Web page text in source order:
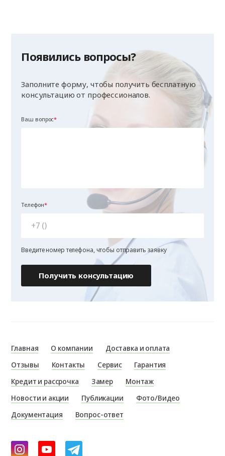
Появились вопросы?
Заполните форму, чтобы получить бесплатную
консультацию от профессионалов.
Ваш вопрос
Телефон
Введите номер телефона, чтобы отправить заявку
Получить консультацию
Главная О компании
Доставка и оплата
Отзывы
Контакты Сервис
Гарантия
Кредит и рассрочка
Замер
Монтаж
Новости и акции
Публикации
Фото/Видео
Документация
Вопрос-ответ